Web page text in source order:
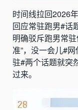
时间线拉回2026
回应常驻跑男#话
明确驳斥跑男常
准”，没一会儿#
驻#两个话题就突
过来。